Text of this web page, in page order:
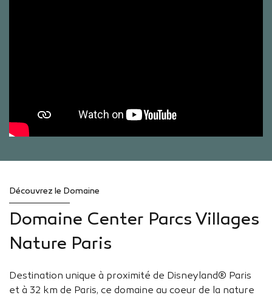
Découvrez le Domaine
Domaine Center Parcs Villages
Nature Paris
Destination unique à proximité de Disneyland® Paris
et à 32 km de Paris, ce domaine au coeur de la nature